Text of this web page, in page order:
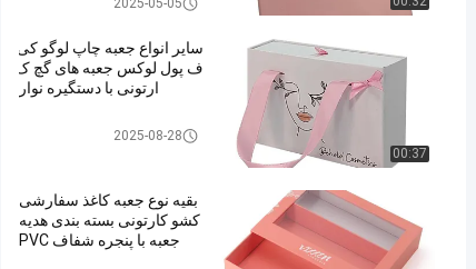
2025-05-05
00:37
سایر انواع جعبه چاپ لوگو کی
ف پول لوکس جعبه های گچ ک
ارتونی با دستگیره نوار
جعبه بسته بندی کشو2025-08-28
بقیه نوع جعبه کاغذ سفارشی
کشو کارتونی بسته بندی هدیه
جعبه با پنجره شفاف PVC